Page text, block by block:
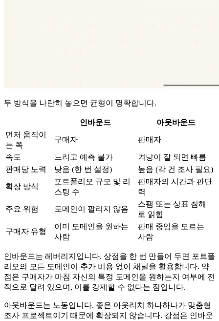
두 방식을 나란히 놓으면 균형이 명확합니다.
인바운드
아웃바운드
먼저 움직이
는 쪽
구매자 판매자
속도 느리고 예측 불가
겨냥이 잘 되면 빠름
판매당 노력
낮음 (한 번 설정) 높음 (각 건 조사 필요)
확장 방식
포트폴리오 규모 및 리
스팅 수
판매자의 시간과 판단
력
주요 위험 도메인이 팔리지 않음
스팸 또는 상표 침해
로 읽힘
구매자 유형
이미 도메인을 원하는
사람
판매 중임을 모르는
사람
인바운드는 레버리지입니다. 상점을 한 번 만들어 두면 포트폴
리오의 모든 도메인이 추가 비용 없이 채널을 활용합니다. 약
점은 구매자가 마침 자신의 특정 도메인을 원하는지 여부에 전
적으로 달려 있으며, 이를 강제할 수 없다는 점입니다.
아웃바운드는 노동입니다. 좋은 아웃리치 하나하나가 맞춤형
조사 프로젝트이기 때문에 확장되지 않습니다. 강점은 인바운